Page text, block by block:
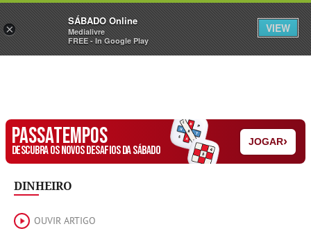
Sábado Assine Iniciar Sessão
PASSATEMPOS
DESCUBRA OS NOVOS DESAFIOS DA SÁBADO
JOGAR›
DINHEIRO
OUVIR ARTIGO
×
SÁBADO Online
Medialivre
FREE - In Google Play
VIEW